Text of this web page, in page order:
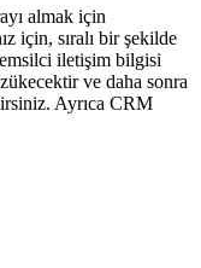
almak için
için, sıralı bir şekilde
iletişim bilgisi
ve daha sonra
Ayrıca CRM